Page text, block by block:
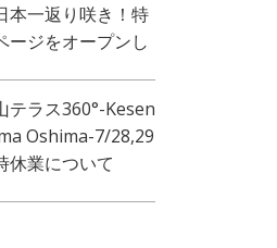
本一返り咲き！特
ージをオープンし
テラス360°-Kesen
Oshima-7/28,29
休業について